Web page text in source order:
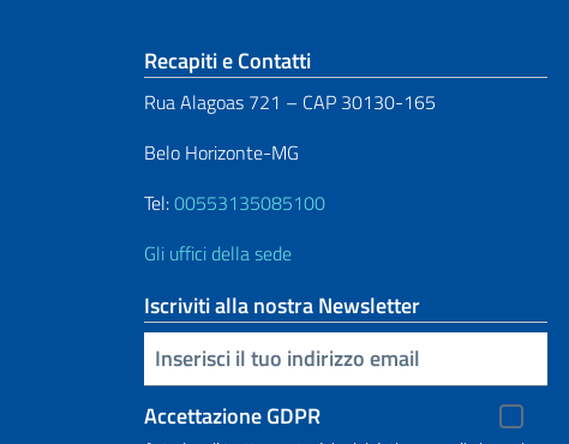
Sezione footer
Recapiti e Contatti
Rua Alagoas 721 – CAP 30130-165
Belo Horizonte-MG
Tel:00553135085100
Gli uffici della sede
Iscriviti alla nostra Newsletter
Inserisci la tua email
Accettazione GDPR